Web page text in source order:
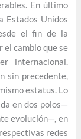
En último
Estados Unidos
el fin de la
el cambio que se
internacional.
sin precedente,
estatus. Lo
en dos polos—
evolución—, en
redes